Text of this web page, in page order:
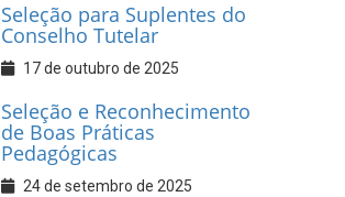
Seleção para Suplentes do
Conselho Tutelar
17 de outubro de 2025
Seleção e Reconhecimento
de Boas Práticas
Pedagógicas
24 de setembro de 2025